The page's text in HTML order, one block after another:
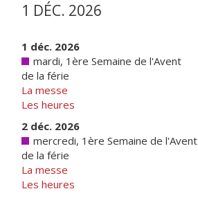
1 DÉC. 2026
1 déc. 2026
mardi, 1ère Semaine de l'Avent
de la férie
La messe
Les heures
2 déc. 2026
mercredi, 1ère Semaine de l'Avent
de la férie
La messe
Les heures